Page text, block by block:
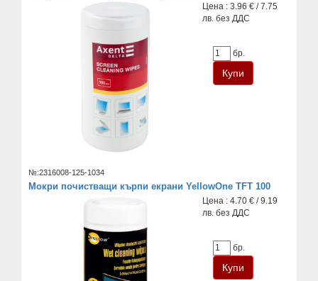
Цена : 3.96 € / 7.75
лв. без ДДС
бр.
№:2316008-125-1034
Мокри почистващи кърпи екрани YellowOne TFT 100
Цена : 4.70 € / 9.19
лв. без ДДС
бр.